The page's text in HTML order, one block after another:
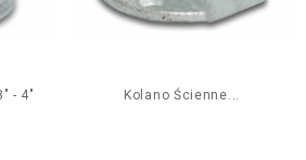
- 4" Kolano Ścienne...